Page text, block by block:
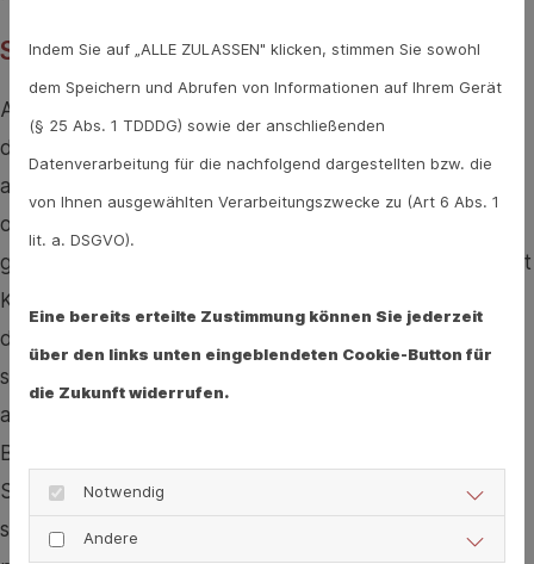
Schleim lösen mit Tee
Auch Honig kann gegen Hustenreiz helfen. Er kann in
den Tee gerührt oder auch pur gegessen werden. Vor
allem nachts sorgt der Honig dafür, dass man nicht so
oft husten muss. Zusätzlich kann auch eine klein
geschnittene Zwiebel mit dem Honig oder wahlweise mit
Kandiszucker vermischt werden. Dieses Gemisch wird
dann löffelweise zu sich genommen. Wer unter
schleimigem Husten leidet, der kann ebenfalls zu Tee
aus bestimmten Heilpflanzen greifen. Thymian zum
Beispiel hilft dabei, zähen Schleim abzuhusten.
Schlüsselblume und Efeu haben ebenfalls eine
schleimlösende Wirkung. In der Apotheke gibt es die
Indem Sie auf „ALLE ZULASSEN" klicken, stimmen Sie sowohl
dem Speichern und Abrufen von Informationen auf Ihrem Gerät
(§ 25 Abs. 1 TDDDG) sowie der anschließenden
Datenverarbeitung für die nachfolgend dargestellten bzw. die
von Ihnen ausgewählten Verarbeitungszwecke zu (Art 6 Abs. 1
lit. a. DSGVO).
Eine bereits erteilte Zustimmung können Sie jederzeit
über den links unten eingeblendeten Cookie-Button für
die Zukunft widerrufen.
Notwendig
Andere